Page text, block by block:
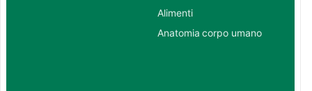
Alimenti
Anatomia corpo umano